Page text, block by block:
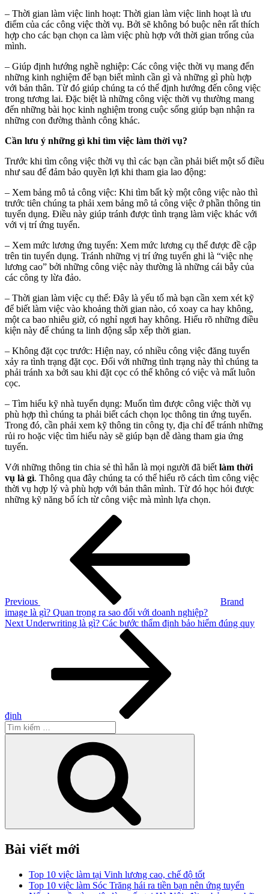
– Thời gian làm việc linh hoạt: Thời gian làm việc linh hoạt là ưu
điểm của các công việc thời vụ. Bởi sẽ không bó buộc nên rất thích
hợp cho các bạn chọn ca làm việc phù hợp với thời gian trống của
mình.
– Giúp định hướng nghề nghiệp: Các công việc thời vụ mang đến
những kinh nghiệm để bạn biết mình cần gì và những gì phù hợp
với bản thân. Từ đó giúp chúng ta có thể định hướng đến công việc
trong tương lai. Đặc biệt là những công việc thời vụ thường mang
đến những bài học kinh nghiệm trong cuộc sống giúp bạn nhận ra
những con đường thành công khác.
Cần lưu ý những gì khi tìm việc làm thời vụ?
Trước khi tìm công việc thời vụ thì các bạn cần phải biết một số điều
như sau để đảm bảo quyền lợi khi tham gia lao động:
– Xem bảng mô tả công việc: Khi tìm bất kỳ một công việc nào thì
trước tiên chúng ta phải xem bảng mô tả công việc ở phần thông tin
tuyển dụng. Điều này giúp tránh được tình trạng làm việc khác với
với vị trí ứng tuyển.
– Xem mức lương ứng tuyển: Xem mức lương cụ thể được đề cập
trên tin tuyển dụng. Tránh những vị trí ứng tuyển ghi là “việc nhẹ
lương cao” bởi những công việc này thường là những cái bẫy của
các công ty lừa đảo.
– Thời gian làm việc cụ thể: Đây là yếu tố mà bạn cần xem xét kỹ
để biết làm việc vào khoảng thời gian nào, có xoay ca hay không,
một ca bao nhiêu giờ, có nghỉ ngơi hay không. Hiểu rõ những điều
kiện này để chúng ta linh động sắp xếp thời gian.
– Không đặt cọc trước: Hiện nay, có nhiều công việc đăng tuyển
xảy ra tình trạng đặt cọc. Đối với những tình trạng này thì chúng ta
phải tránh xa bởi sau khi đặt cọc có thể không có việc và mất luôn
cọc.
– Tìm hiểu kỹ nhà tuyển dụng: Muốn tìm được công việc thời vụ
phù hợp thì chúng ta phải biết cách chọn lọc thông tin ứng tuyển.
Trong đó, cần phải xem kỹ thông tin công ty, địa chỉ để tránh những
rủi ro hoặc việc tìm hiểu này sẽ giúp bạn dễ dàng tham gia ứng
tuyển.
Với những thông tin chia sẻ thì hẳn là mọi người đã biết làm thời
vụ là gì. Thông qua đây chúng ta có thể hiểu rõ cách tìm công việc
thời vụ hợp lý và phù hợp với bản thân mình. Từ đó học hỏi được
những kỹ năng bổ ích từ công việc mà mình lựa chọn.
Previous
Brand
image là gì? Quan trọng ra sao đối với doanh nghiệp?
Next
Next Underwriting là gì? Các bước thẩm định bảo hiểm đúng quy
định
Tìm
kiếm:
Bài viết mới
Top 10 việc làm tại Vinh lương cao, chế độ tốt
Top 10 việc làm Sóc Trăng hái ra tiền bạn nên ứng tuyển